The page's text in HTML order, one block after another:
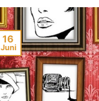
16
Juni